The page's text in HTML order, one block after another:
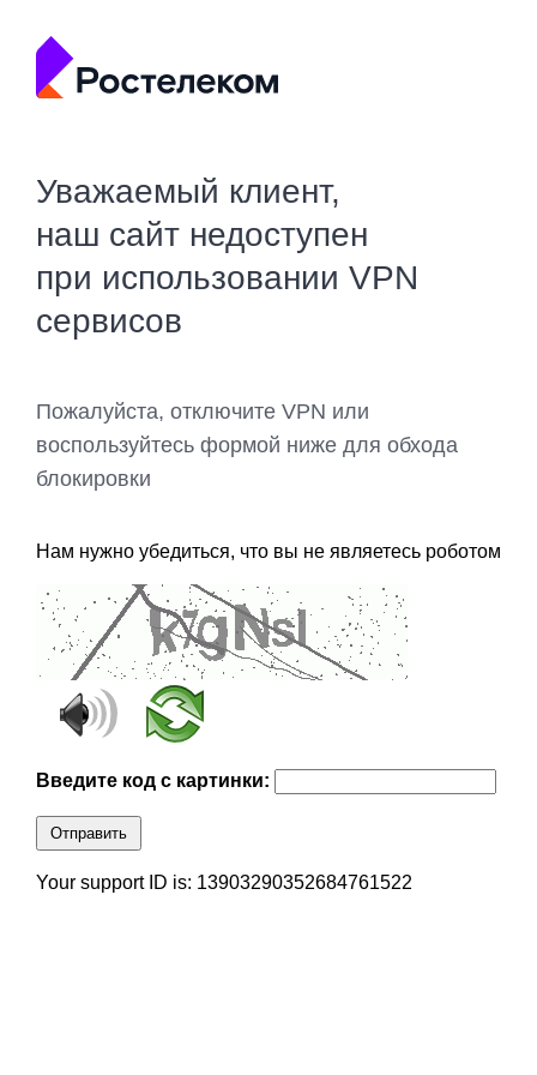
Уважаемый клиент,
наш сайт недоступен
при использовании VPN
сервисов
Пожалуйста, отключите VPN или
воспользуйтесь формой ниже для обхода
блокировки
Нам нужно убедиться, что вы не являетесь роботом
Введите код с картинки:
Отправить
Your support ID is: 13903290352684761522